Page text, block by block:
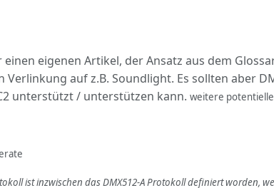
eigenen Artikel, der Ansatz aus dem
Verlinkung auf z.B. Soundlight. Es sollten aber
unterstützt / unterstützen kann. weitere
ist inzwischen das DMX512-A Protokoll definiert worden,